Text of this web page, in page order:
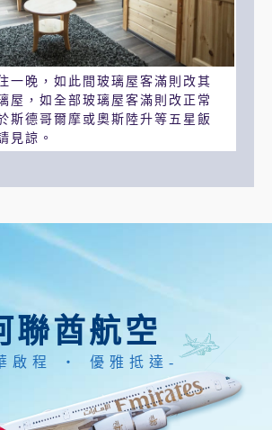
一晚，如此間玻璃屋客滿則改其
屋，如全部玻璃屋客滿則改正常
斯德哥爾摩或奧斯陸升等五星飯
見諒。
聯酋航空
啟程 ‧ 優雅抵達